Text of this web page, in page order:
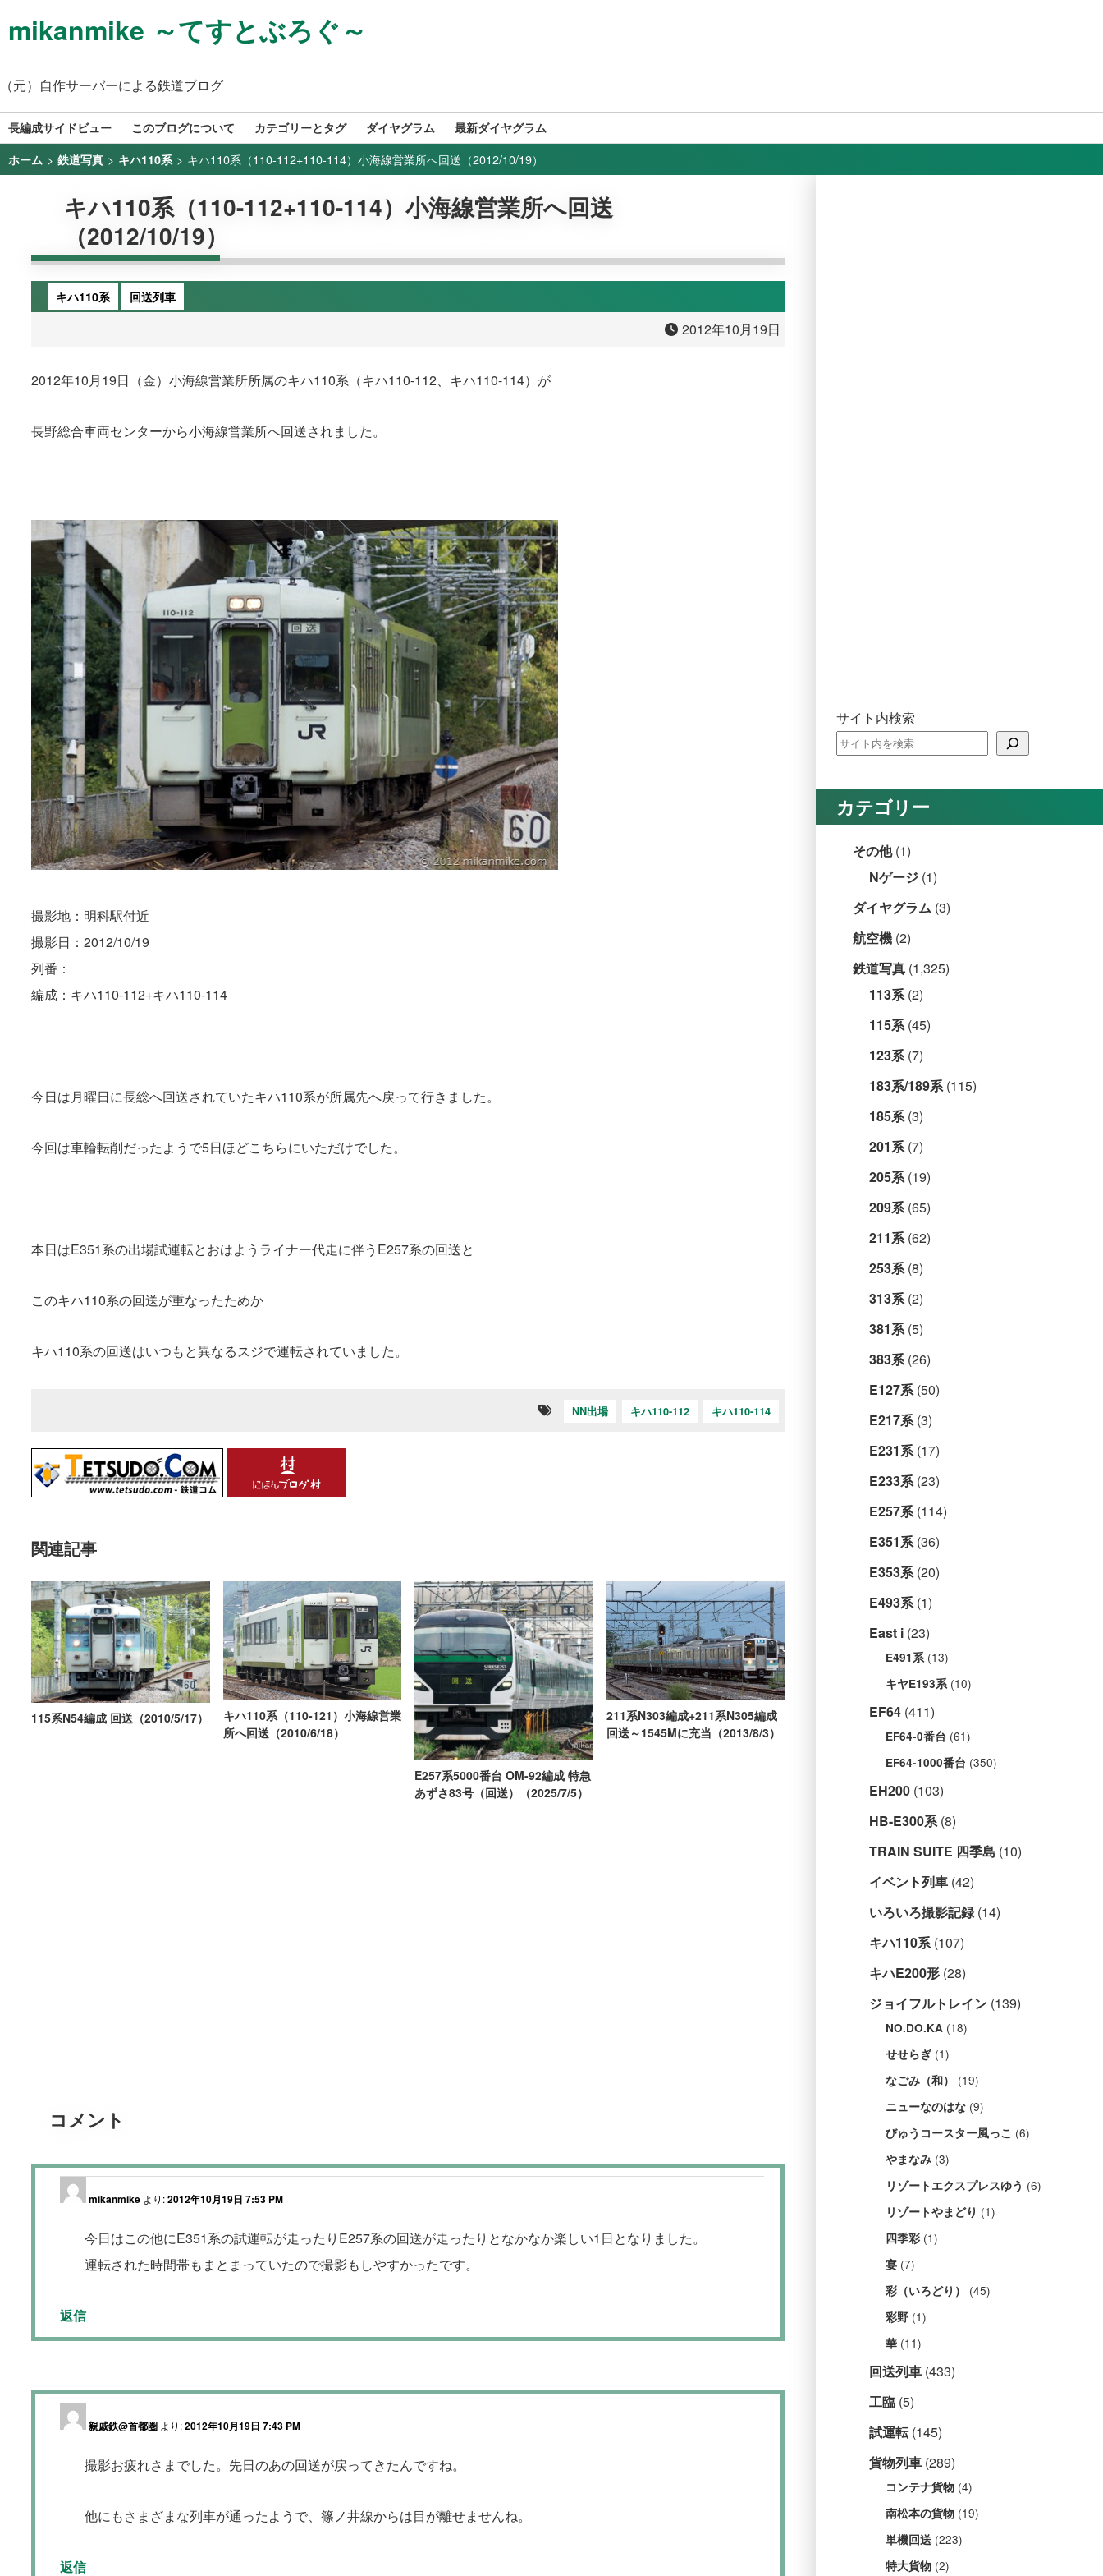
mikanmike ～てすとぶろぐ～
（元）自作サーバーによる鉄道ブログ
長編成サイドビュー このブログについて カテゴリーとタグ ダイヤグラム 最新ダイヤグラム
ホーム > 鉄道写真 > キハ110系 > キハ110系（110-112+110-114）小海線営業所へ回送（2012/10/19）
キハ110系（110-112+110-114）小海線営業所へ回送
（2012/10/19）
キハ110系 回送列車
2012年10月19日
2012年10月19日（金）小海線営業所所属のキハ110系（キハ110-112、キハ110-114）が
長野総合車両センターから小海線営業所へ回送されました。
撮影地：明科駅付近
撮影日：2012/10/19
列番：
編成：キハ110-112+キハ110-114
今日は月曜日に長総へ回送されていたキハ110系が所属先へ戻って行きました。
今回は車輪転削だったようで5日ほどこちらにいただけでした。
本日はE351系の出場試運転とおはようライナー代走に伴うE257系の回送と
このキハ110系の回送が重なったためか
キハ110系の回送はいつもと異なるスジで運転されていました。
NN出場 キハ110-112 キハ110-114
関連記事
115系N54編成 回送（2010/5/17）
キハ110系（110-121）小海線営業
所へ回送（2010/6/18）
E257系5000番台 OM-92編成 特急
あずさ83号（回送）（2025/7/5）
211系N303編成+211系N305編成
回送～1545Mに充当（2013/8/3）
コメント
mikanmike より:2012年10月19日 7:53 PM
今日はこの他にE351系の試運転が走ったりE257系の回送が走ったりとなかなか楽しい1日となりました。
運転された時間帯もまとまっていたので撮影もしやすかったです。
返信
親戚鉄@首都圏 より:2012年10月19日 7:43 PM
撮影お疲れさまでした。先日のあの回送が戻ってきたんですね。
他にもさまざまな列車が通ったようで、篠ノ井線からは目が離せませんね。
返信
サイト内検索
カテゴリー
その他(1)
Nゲージ (1)
ダイヤグラム (3)
航空機 (2)
鉄道写真 (1,325)
113系(2)
115系(45)
123系(7)
183系/189系(115)
185系(3)
201系(7)
205系(19)
209系(65)
211系(62)
253系(8)
313系(2)
381系(5)
383系(26)
E127系(50)
E217系(3)
E231系(17)
E233系(23)
E257系(114)
E351系(36)
E353系(20)
E493系(1)
East i (23)
E491系(13)
キヤE193系(10)
EF64 (411)
EF64-0番台 (61)
EF64-1000番台 (350)
EH200 (103)
HB-E300系(8)
TRAIN SUITE 四季島 (10)
イベント列車 (42)
いろいろ撮影記録(14)
キハ110系(107)
キハE200形 (28)
ジョイフルトレイン (139)
NO.DO.KA (18)
せせらぎ (1)
なごみ（和） (19)
ニューなのはな (9)
びゅうコースター風っこ (6)
やまなみ (3)
リゾートエクスプレスゆう (6)
リゾートやまどり (1)
四季彩 (1)
宴 (7)
彩（いろどり） (45)
彩野 (1)
華 (11)
回送列車 (433)
工臨 (5)
試運転(145)
貨物列車 (289)
コンテナ貨物 (4)
南松本の貨物 (19)
単機回送 (223)
特大貨物 (2)